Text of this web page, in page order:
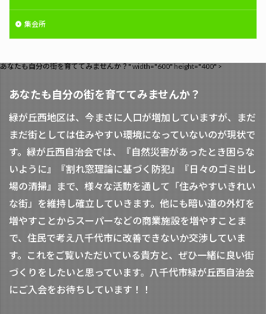
集会所
あなたも自分の街を育ててみませんか？" width="600" height="400" >
あなたも自分の街を育ててみませんか？
緑が丘西地区は、今まさに人口が増加していますが、まだ
まだ街としては住みやすい環境になっていないのが現状で
す。緑が丘西自治会では、『自然災害があったとき困らな
いように』『割れ窓理論に基づく防犯』『日々のゴミ出し
場の清掃』まで、様々な活動を通して「住みやすいきれい
な街」を維持し確立していきます。他にも暗い道の外灯を
増やすことからスーパーなどの商業施設を増やすことま
で、住民で考え八千代市に改善できないか交渉していま
す。これをご覧いただいている貴方と、ぜひ一緒に良い街
づくりをしたいと思っています。八千代市緑が丘西自治会
にご入会をお待ちしています！！